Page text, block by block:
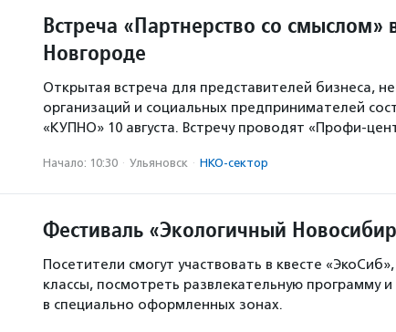
Встреча «Партнерство со
Новгороде
Открытая встреча для представителей бизнеса,
организаций и социальных предпринимателей
«КУПНО» 10 августа. Встречу проводят «Профи-
Начало: 10:30 · Ульяновск · НКО-сектор
Фестиваль «Экологичный
Посетители смогут участвовать в квесте
классы, посмотреть развлекательную программу
в специально оформленных зонах.